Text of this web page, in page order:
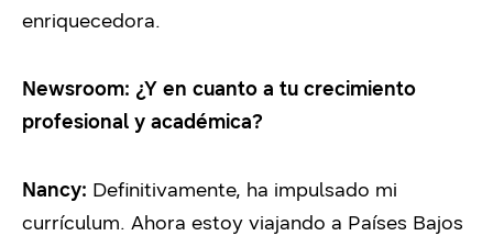
enriquecedora.
Newsroom: ¿Y en cuanto a tu crecimiento
profesional y académica?
Nancy: Definitivamente, ha impulsado mi
currículum. Ahora estoy viajando a Países Bajos